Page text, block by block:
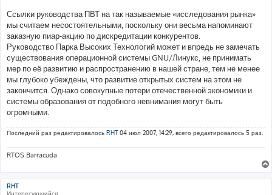
Ссылки руководства ПВТ на так называемые «исследования рынка»
мы считаем несостоятельными, поскольку они весьма напоминают
заказную пиар-акцию по дискредитации конкурентов.
Руководство Парка Высоких Технологий может и впредь не замечать
существования операционной системы GNU/Линукс, не принимать
мер по её развитию и распространению в нашей стране, тем не менее
мы глубоко убеждены, что развитие открытых систем на этом не
закончится. Однако совокупные потери отечественной экономики и
системы образования от подобного невнимания могут быть
огромными.
Последний раз редактировалось RHT04 июл 2007, 14:29, всего редактировалось 5 раз.
RTOS Barracuda
RHT
Интересующийся